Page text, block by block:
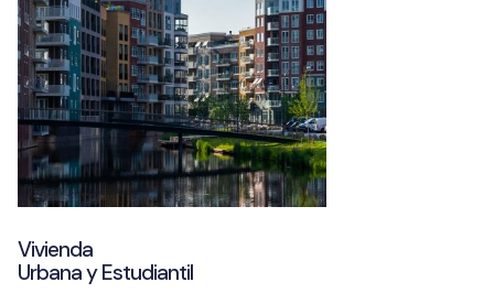
Vivienda
Urbana y Estudiantil